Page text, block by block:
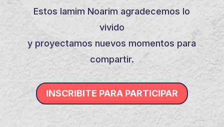
Estos Iamim Noarim agradecemos lo
vivido
y proyectamos nuevos momentos para
compartir.
INSCRIBITE PARA PARTICIPAR